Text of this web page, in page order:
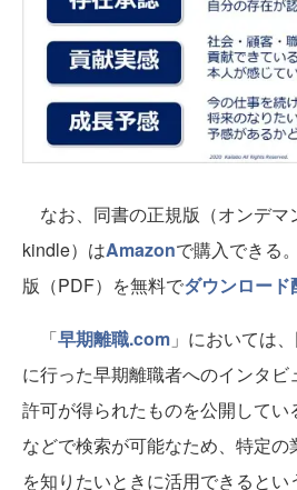
なお、同書の正規版（オンデマ
kindle）はAmazonで購入できる
版（PDF）を無料でダウンロード
「早期離職.com 」においては
に行った早期離職者へのインタ
許可が得られたものを公開してい
などで検索が可能なため、特定
を知りたいときに活用できるとい